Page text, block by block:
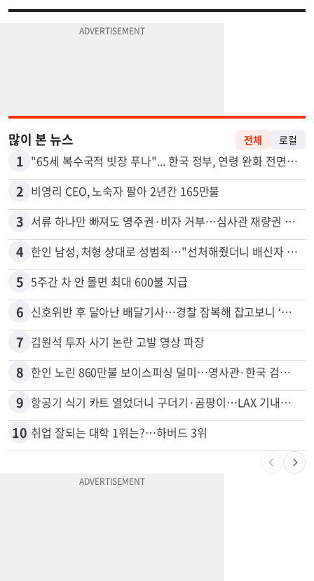
많이 본 뉴스 전체 로컬
1 "65세 복수국적 빗장 푸나"... 한국 정부, 연령 완화 전면 추진
2 비영리 CEO, 노숙자 팔아 2년간 165만불
3 서류 하나만 빠져도 영주권·비자 거부…심사관 재량권 대폭 확대
4 한인 남성, 처형 상대로 성범죄…"선처해줬더니 배신자 취급"
5 5주간 차 안 몰면 최대 600불 지급
6 신호위반 후 달아난 배달기사…경찰 잠복해 잡고보니 ‘반전’
7 김원석 투자 사기 논란 고발 영상 파장
8 한인 노린 860만불 보이스피싱 덜미…영사관·한국 검찰 사칭
9 항공기 식기 카트 열었더니 구더기·곰팡이…LAX 기내식 업체 논란
10 취업 잘되는 대학 1위는?…하버드 3위